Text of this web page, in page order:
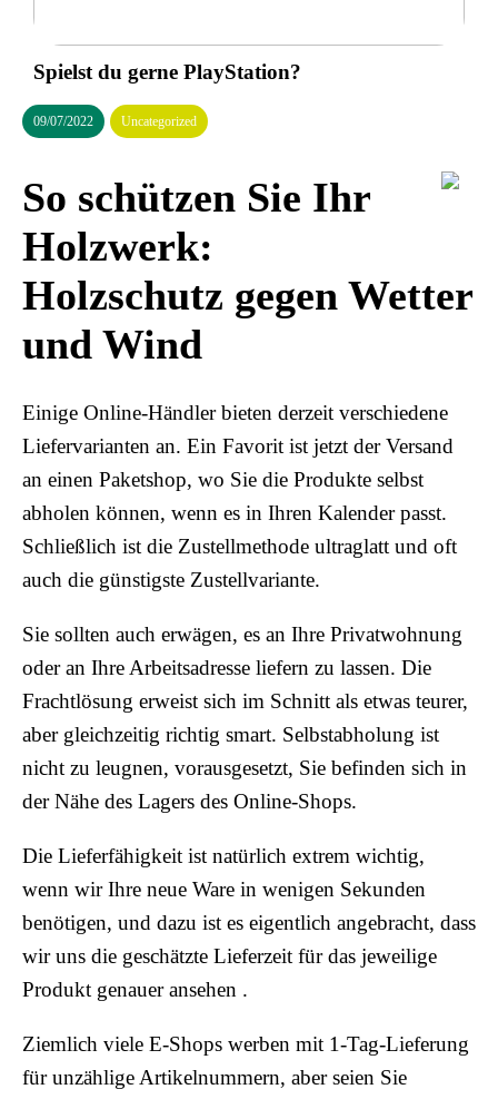
Spielst du gerne PlayStation?
09/07/2022 Uncategorized
So schützen Sie Ihr
Holzwerk:
Holzschutz gegen Wetter
und Wind
Einige Online-Händler bieten derzeit verschiedene
Liefervarianten an. Ein Favorit ist jetzt der Versand
an einen Paketshop, wo Sie die Produkte selbst
abholen können, wenn es in Ihren Kalender passt.
Schließlich ist die Zustellmethode ultraglatt und oft
auch die günstigste Zustellvariante.
Sie sollten auch erwägen, es an Ihre Privatwohnung
oder an Ihre Arbeitsadresse liefern zu lassen. Die
Frachtlösung erweist sich im Schnitt als etwas teurer,
aber gleichzeitig richtig smart. Selbstabholung ist
nicht zu leugnen, vorausgesetzt, Sie befinden sich in
der Nähe des Lagers des Online-Shops.
Die Lieferfähigkeit ist natürlich extrem wichtig,
wenn wir Ihre neue Ware in wenigen Sekunden
benötigen, und dazu ist es eigentlich angebracht, dass
wir uns die geschätzte Lieferzeit für das jeweilige
Produkt genauer ansehen .
Ziemlich viele E-Shops werben mit 1-Tag-Lieferung
für unzählige Artikelnummern, aber seien Sie